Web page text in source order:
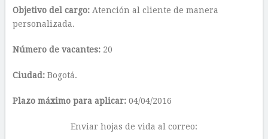
Objetivo del cargo:Atención al cliente de manera
personalizada.
Número de vacantes:20
Ciudad:Bogotá.
Plazo máximo para aplicar:04/04/2016
Enviar hojas de vida al correo: